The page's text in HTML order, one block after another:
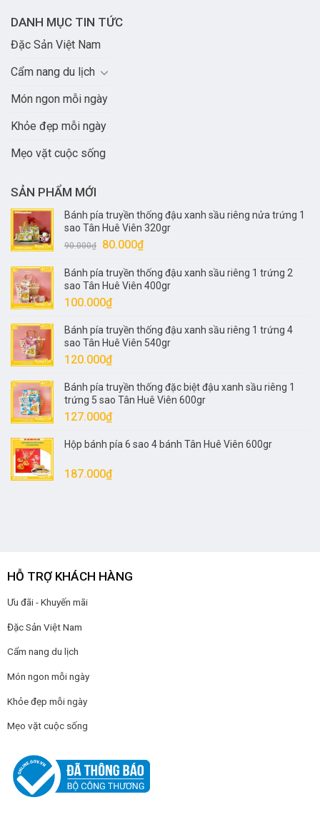
DANH MỤC TIN TỨC
Đặc Sản Việt Nam
Cẩm nang du lịch
Món ngon mỗi ngày
Khỏe đẹp mỗi ngày
Mẹo vặt cuộc sống
SẢN PHẨM MỚI
Bánh pía truyền thống đậu xanh sầu riêng nửa trứng 1
sao Tân Huê Viên 320gr
90.000₫
Giá
là:
90.000₫.
80.000₫Giá
tại
là:
Bánh pía truyền thống đậu xanh sầu riêng 1 trứng 2
sao Tân Huê Viên 400gr
100.000₫
Bánh pía truyền thống đậu xanh sầu riêng 1 trứng 4
sao Tân Huê Viên 540gr
120.000₫
Bánh pía truyền thống đặc biệt đậu xanh sầu riêng 1
trứng 5 sao Tân Huê Viên 600gr
127.000₫
Hộp bánh pía 6 sao 4 bánh Tân Huê Viên 600gr
187.000₫
HỖ TRỢ KHÁCH HÀNG
Ưu đãi - Khuyến mãi
Đặc Sản Việt Nam
Cẩm nang du lịch
Món ngon mỗi ngày
Khỏe đẹp mỗi ngày
Mẹo vặt cuộc sống